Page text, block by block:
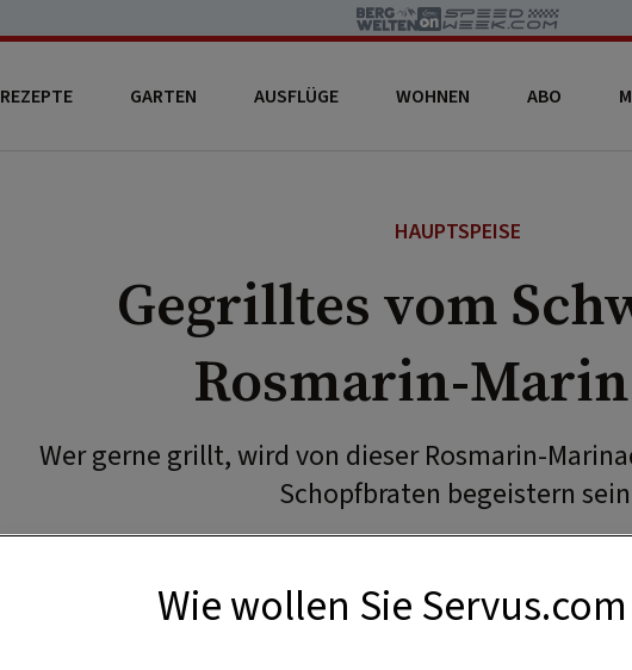
REZEPTE GARTEN AUSFLÜGE WOHNEN ABO
HAUPTSPEISE
Gegrilltes vom
Rosmarin-
Wer gerne grillt, wird von dieser Rosmarin-
Schopfbraten begeistern
Wie wollen Sie